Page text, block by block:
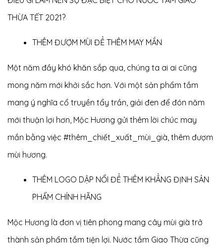
THỪA TẾT 2021?
THÊM ĐƯỢM MÙI ĐỂ THÊM MAY MẮN
Một năm đầy khó khăn sắp qua, chúng ta ai ai cũng
mong năm mới khởi sắc hơn. Với một sản phẩm tắm
mang ý nghĩa cổ truyền tẩy trần, giải đen để đón năm
mới thuận lợi hơn, Mộc Hương gửi thêm lời chúc may
mắn bằng việc #thêm_chiết_xuất_mùi_già , thêm đượm
mùi hương.
THÊM LOGO DẬP NỔI ĐỂ THÊM KHẲNG ĐỊNH SẢN
PHẨM CHÍNH HÃNG
Mộc Hương là đơn vị tiên phong mang cây mùi già trở
thành sản phẩm tắm tiện lợi. Nước tắm Giao Thừa cũng